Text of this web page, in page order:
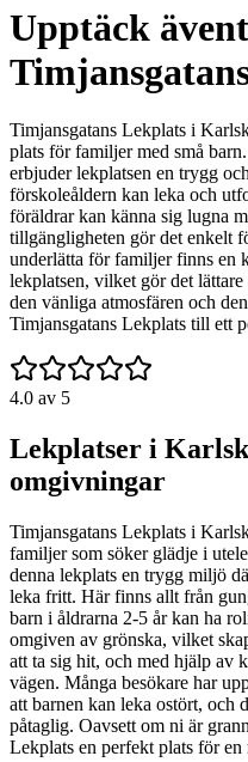
Upptäck
Timjansgatans Lekplats i
plats för familjer med små
erbjuder lekplatsen en trygg
förskoleåldern kan leka och
föräldrar kan känna sig lugna
tillgängligheten gör det enkelt
underlätta för familjer finns en
lekplatsen, vilket gör det
den vänliga atmosfären och
Timjansgatans Lekplats till ett
4.0 av 5
Lekplatser i
omgivningar
Timjansgatans Lekplats i
familjer som söker glädje i
denna lekplats en trygg miljö
leka fritt. Här finns allt från
barn i åldrarna 2-5 år kan ha
omgiven av grönska, vilket
att ta sig hit, och med hjälp av
vägen. Många besökare har
att barnen kan leka ostört, och
påtaglig. Oavsett om ni är
Lekplats en perfekt plats för